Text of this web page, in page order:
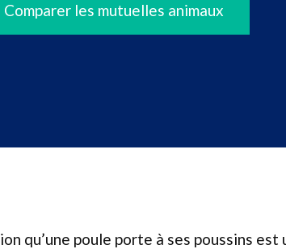
Comparer les mutuelles animaux
qu’une poule porte à ses poussins est